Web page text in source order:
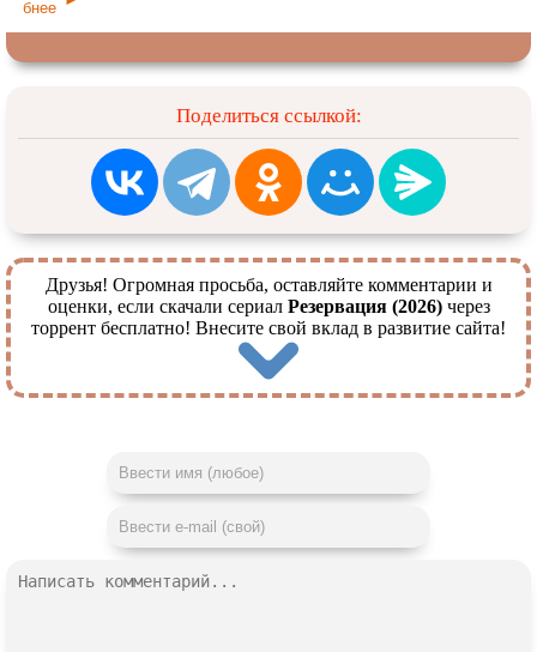
бнее
Поделиться ссылкой:
Друзья! Огромная просьба, оставляйте комментарии и
оценки, если скачали сериал Резервация (2026)через
торрент бесплатно! Внесите свой вклад в развитие сайта!